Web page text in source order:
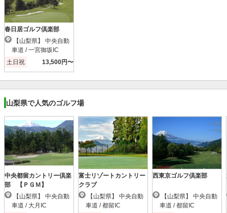
春日居ゴルフ倶楽部
車道 / 一宮御坂IC
土日祝
13,500円〜
山梨県で人気のゴルフ場
中央都留カントリー倶楽
部 【ＰＧＭ】
車道 / 大月IC
富士リゾートカントリー
クラブ
車道 / 都留IC
西東京ゴルフ倶楽部
車道 / 都留IC